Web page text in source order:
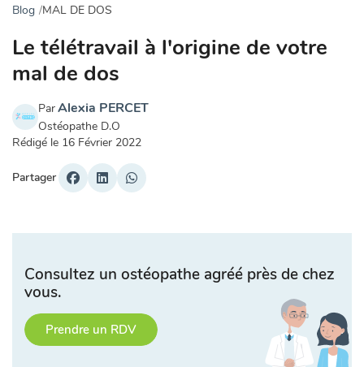
Blog MAL DE DOS
Le télétravail à l'origine de votre
mal de dos
ParAlexia PERCET
Ostéopathe D.O
Rédigé le 16 Février 2022
Partager
Consultez un ostéopathe agréé près de chez
vous.
Prendre un RDV